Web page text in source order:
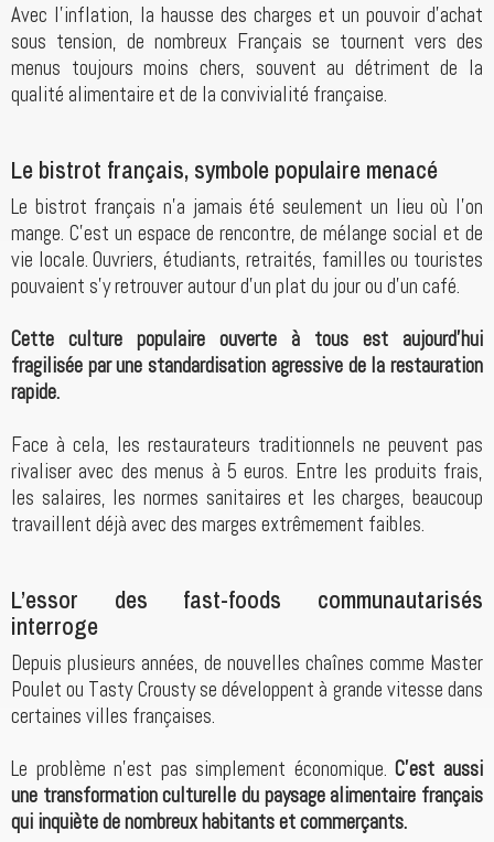
Avec l’inflation, la hausse des charges et un pouvoir d’achat
sous tension, de nombreux Français se tournent vers des
menus toujours moins chers, souvent au détriment de la
qualité alimentaire et de la convivialité française.
Le bistrot français, symbole populaire menacé
Le bistrot français n’a jamais été seulement un lieu où l’on
mange. C’est un espace de rencontre, de mélange social et de
vie locale. Ouvriers, étudiants, retraités, familles ou touristes
pouvaient s’y retrouver autour d’un plat du jour ou d’un café.
Cette culture populaire ouverte à tous est aujourd’hui
fragilisée par une standardisation agressive de la restauration
rapide.
Face à cela, les restaurateurs traditionnels ne peuvent pas
rivaliser avec des menus à 5 euros. Entre les produits frais,
les salaires, les normes sanitaires et les charges, beaucoup
travaillent déjà avec des marges extrêmement faibles.
L’essor des fast-foods communautarisés
interroge
Depuis plusieurs années, de nouvelles chaînes comme Master
Poulet ou Tasty Crousty se développent à grande vitesse dans
certaines villes françaises.
Le problème n’est pas simplement économique.C’est aussi
une transformation culturelle du paysage alimentaire français
qui inquiète de nombreux habitants et commerçants.